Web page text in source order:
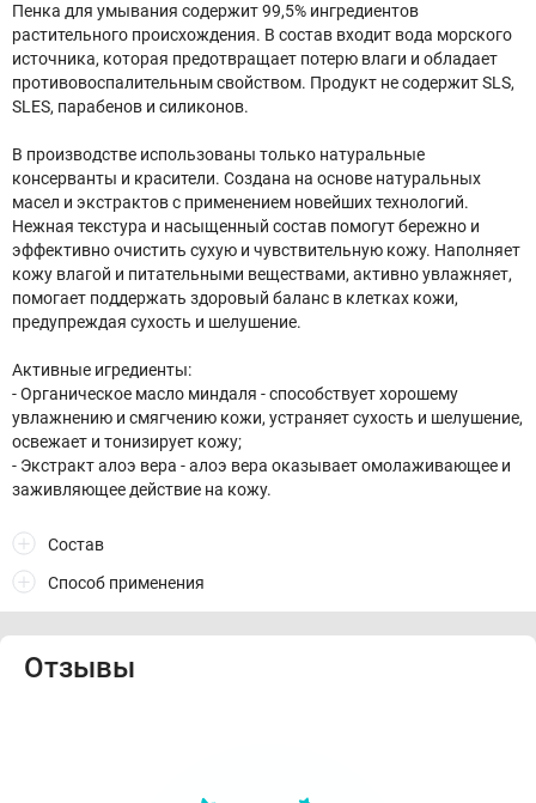
Пенка для умывания содержит 99,5% ингредиентов
растительного происхождения. В состав входит вода морского
источника, которая предотвращает потерю влаги и обладает
противовоспалительным свойством. Продукт не содержит SLS,
SLES, парабенов и силиконов.
В производстве использованы только натуральные
консерванты и красители. Создана на основе натуральных
масел и экстрактов с применением новейших технологий.
Нежная текстура и насыщенный состав помогут бережно и
эффективно очистить сухую и чувствительную кожу. Наполняет
кожу влагой и питательными веществами, активно увлажняет,
помогает поддержать здоровый баланс в клетках кожи,
предупреждая сухость и шелушение.
Активные игредиенты:
- Органическое масло миндаля - способствует хорошему
увлажнению и смягчению кожи, устраняет сухость и шелушение,
освежает и тонизирует кожу;
- Экстракт алоэ вера - алоэ вера оказывает омолаживающее и
заживляющее действие на кожу.
Состав
Способ применения
Отзывы